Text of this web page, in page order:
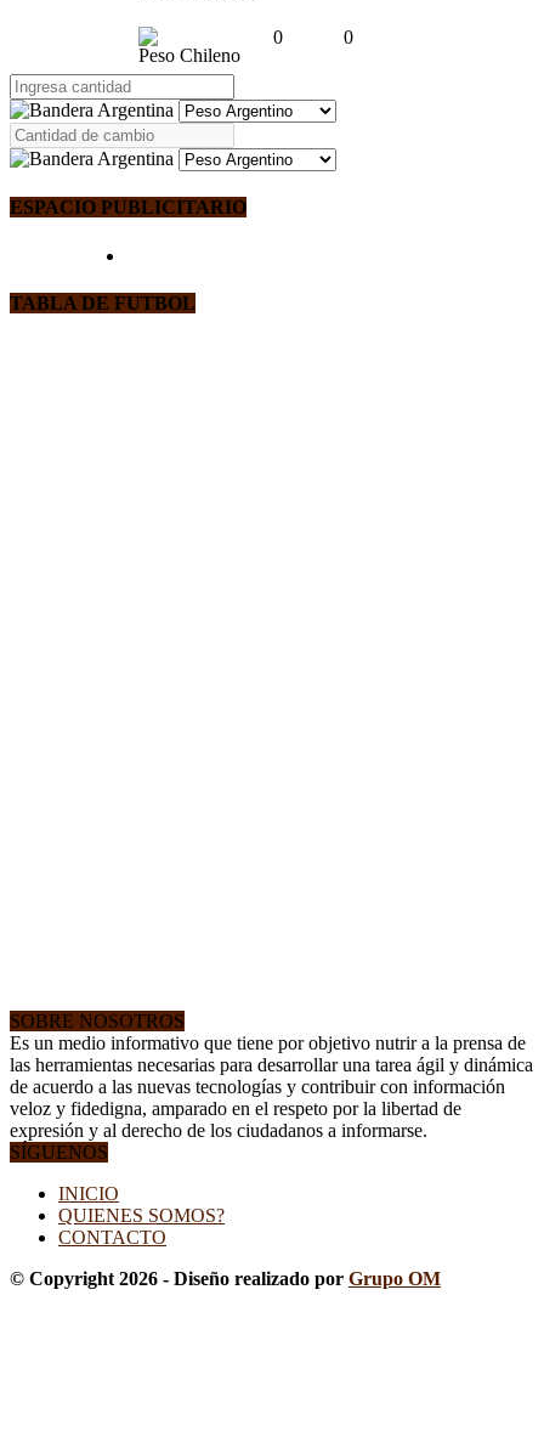
Peso Chileno
0 0
ESPACIO PUBLICITARIO
TABLA DE FUTBOL
SOBRE NOSOTROS
Es un medio informativo que tiene por objetivo nutrir a la prensa de
las herramientas necesarias para desarrollar una tarea ágil y dinámica
de acuerdo a las nuevas tecnologías y contribuir con información
veloz y fidedigna, amparado en el respeto por la libertad de
expresión y al derecho de los ciudadanos a informarse.
SÍGUENOS
INICIO
QUIENES SOMOS?
CONTACTO
© Copyright 2026 - Diseño realizado por Grupo OM